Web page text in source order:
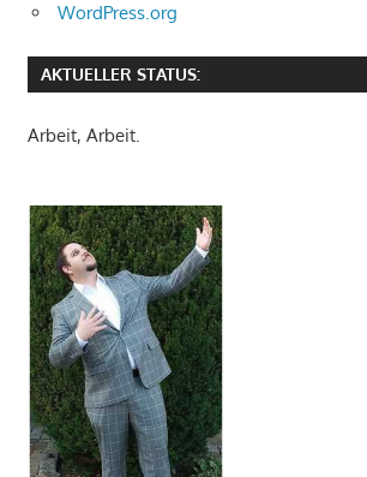
WordPress.org
AKTUELLER STATUS:
Arbeit, Arbeit.